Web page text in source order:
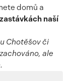
domů a
naší
Chotěšov či
ale